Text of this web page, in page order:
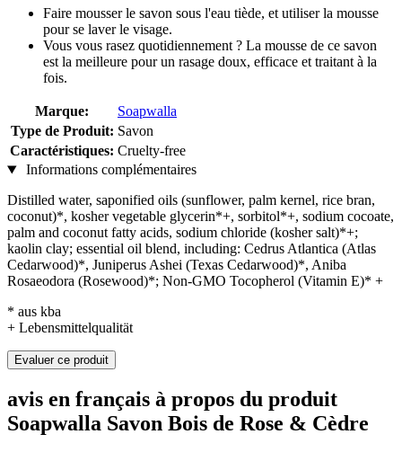
Faire mousser le savon sous l'eau tiède, et utiliser la mousse
pour se laver le visage.
Vous vous rasez quotidiennement ? La mousse de ce savon
est la meilleure pour un rasage doux, efficace et traitant à la
fois.
Marque:
Soapwalla
Type de Produit: Savon
Caractéristiques: Cruelty-free
Informations complémentaires
Distilled water, saponified oils (sunflower, palm kernel, rice bran,
coconut)*, kosher vegetable glycerin*+, sorbitol*+, sodium cocoate,
palm and coconut fatty acids, sodium chloride (kosher salt)*+;
kaolin clay; essential oil blend, including: Cedrus Atlantica (Atlas
Cedarwood)*, Juniperus Ashei (Texas Cedarwood)*, Aniba
Rosaeodora (Rosewood)*; Non-GMO Tocopherol (Vitamin E)* +
* aus kba
+ Lebensmittelqualität
Evaluer ce produit
avis en français à propos du produit
Soapwalla Savon Bois de Rose & Cèdre